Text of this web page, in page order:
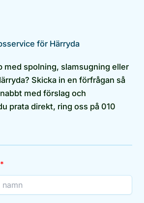
för Härryda
med spolning, slamsugning eller
Skicka in en förfrågan så
med förslag och
prata direkt, ring oss på 010